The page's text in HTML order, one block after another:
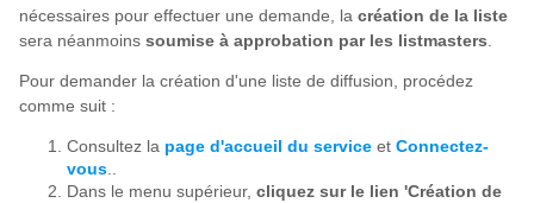
nécessaires pour effectuer une demande, la création de la liste
sera néanmoins soumise à approbation par les listmasters
Pour demander la création d'une liste de diffusion, procédez
comme suit :
Consultez la page d'accueil du service et Connectez-
vous
Dans le menu supérieur, cliquez sur le lien 'Création de